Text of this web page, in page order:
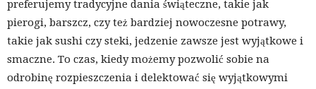
preferujemy tradycyjne dania świąteczne, takie jak
pierogi, barszcz, czy też bardziej nowoczesne potrawy,
takie jak sushi czy steki, jedzenie zawsze jest wyjątkowe i
smaczne. To czas, kiedy możemy pozwolić sobie na
odrobinę rozpieszczenia i delektować się wyjątkowymi